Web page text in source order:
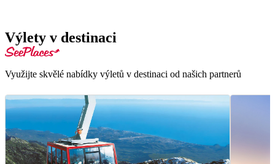
Výlety v destinaci
Využijte skvělé nabídky výletů v destinaci od našich partnerů